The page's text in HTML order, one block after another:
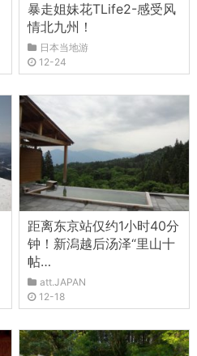
暴走姐妹花TLife2-感受风
情北九州！
日本当地游
12-24
距离东京站仅约1小时40分
钟！新潟越后汤泽“里山十
帖…
att.JAPAN
12-18